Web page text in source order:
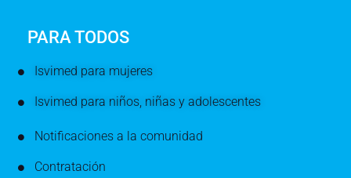
PARA TODOS
Isvimed para mujeres
Isvimed para niños, niñas y adolescentes
Notificaciones a la comunidad
Contratación